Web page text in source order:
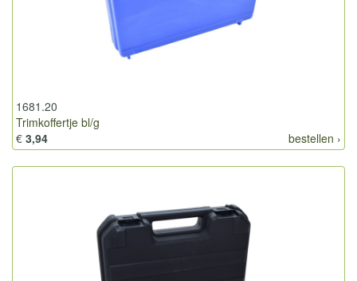
1681.20
Trimkoffertje bl/g
bestellen ›
€ 3,94